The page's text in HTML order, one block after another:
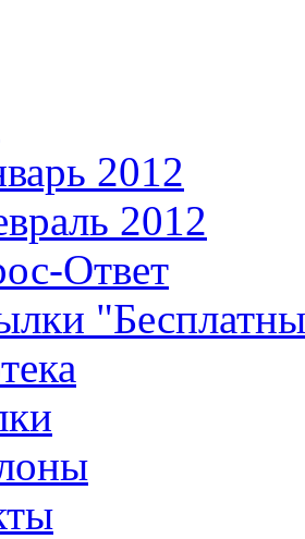
2012
2012
Ответ